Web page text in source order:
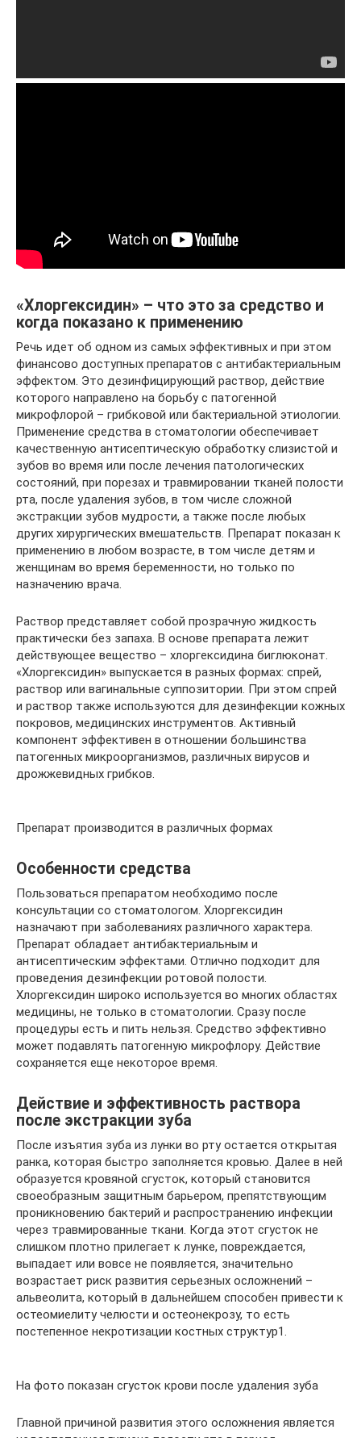
«Хлоргексидин» – что это за средство и
когда показано к применению
Речь идет об одном из самых эффективных и при этом
финансово доступных препаратов с антибактериальным
эффектом. Это дезинфицирующий раствор, действие
которого направлено на борьбу с патогенной
микрофлорой – грибковой или бактериальной этиологии.
Применение средства в стоматологии обеспечивает
качественную антисептическую обработку слизистой и
зубов во время или после лечения патологических
состояний, при порезах и травмировании тканей полости
рта, после удаления зубов, в том числе сложной
экстракции зубов мудрости, а также после любых
других хирургических вмешательств. Препарат показан к
применению в любом возрасте, в том числе детям и
женщинам во время беременности, но только по
назначению врача.
Раствор представляет собой прозрачную жидкость
практически без запаха. В основе препарата лежит
действующее вещество – хлоргексидина биглюконат.
«Хлоргексидин» выпускается в разных формах: спрей,
раствор или вагинальные суппозитории. При этом спрей
и раствор также используются для дезинфекции кожных
покровов, медицинских инструментов. Активный
компонент эффективен в отношении большинства
патогенных микроорганизмов, различных вирусов и
дрожжевидных грибков.
Препарат производится в различных формах
Особенности средства
Пользоваться препаратом необходимо после
консультации со стоматологом. Хлоргексидин
назначают при заболеваниях различного характера.
Препарат обладает антибактериальным и
антисептическим эффектами. Отлично подходит для
проведения дезинфекции ротовой полости.
Хлоргексидин широко используется во многих областях
медицины, не только в стоматологии. Сразу после
процедуры есть и пить нельзя. Средство эффективно
может подавлять патогенную микрофлору. Действие
сохраняется еще некоторое время.
Действие и эффективность раствора
после экстракции зуба
После изъятия зуба из лунки во рту остается открытая
ранка, которая быстро заполняется кровью. Далее в ней
образуется кровяной сгусток, который становится
своеобразным защитным барьером, препятствующим
проникновению бактерий и распространению инфекции
через травмированные ткани. Когда этот сгусток не
слишком плотно прилегает к лунке, повреждается,
выпадает или вовсе не появляется, значительно
возрастает риск развития серьезных осложнений –
альвеолита, который в дальнейшем способен привести к
остеомиелиту челюсти и остеонекрозу, то есть
постепенное некротизации костных структур1.
На фото показан сгусток крови после удаления зуба
Главной причиной развития этого осложнения является